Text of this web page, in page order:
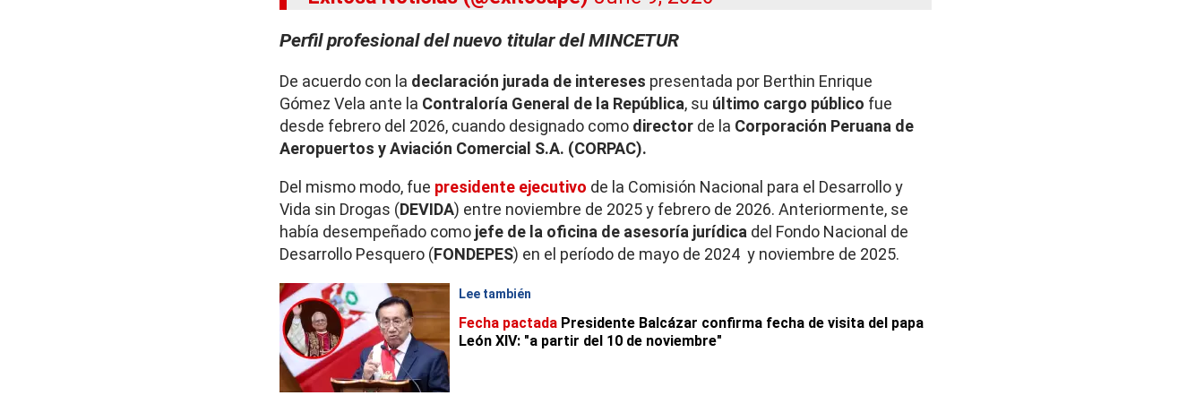
Perfil profesional del nuevo titular del MINCETUR
De acuerdo con la declaración jurada de intereses presentada por Berthin Enrique
Gómez Vela ante la Contraloría General de la República, su último cargo público fue
desde febrero del 2026, cuando designado como director de la Corporación Peruana de
Aeropuertos y Aviación Comercial S.A. (CORPAC).
Del mismo modo, fue presidente ejecutivo de la Comisión Nacional para el Desarrollo y
Vida sin Drogas (DEVIDA) entre noviembre de 2025 y febrero de 2026. Anteriormente, se
había desempeñado como jefe de la oficina de asesoría jurídica del Fondo Nacional de
Desarrollo Pesquero (FONDEPES) en el período de mayo de 2024 y noviembre de 2025.
Lee también
Fecha pactada Presidente Balcázar confirma fecha de visita del papa
León XIV: "a partir del 10 de noviembre"